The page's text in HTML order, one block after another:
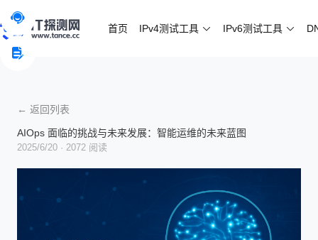
首页 IPv4测试工具 IPv6测试工具
← 返回列表
AIOps 面临的挑战与未来发展：智能运维的未来蓝图
2025/6/20 · 2072 阅读